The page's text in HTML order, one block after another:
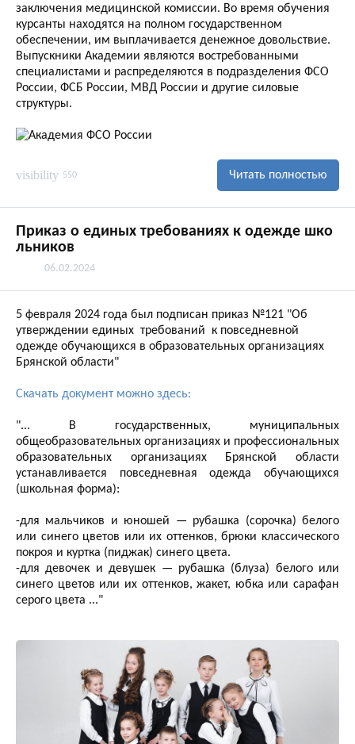
заключения медицинской комиссии. Во время обучения
курсанты находятся на полном государственном
обеспечении, им выплачивается денежное довольствие.
Выпускники Академии являются востребованными
специалистами и распределяются в подразделения ФСО
России, ФСБ России, МВД России и другие силовые
структуры.
visibility 550 Читать полностью
Приказ о единых требованиях к одежде шко
льников
06.02.2024
5 февраля 2024 года был подписан приказ №121 "Об
утверждении единых требований к повседневной
одежде обучающихся в образовательных организациях
Брянской области"
Скачать документ можно здесь:
"... В государственных, муниципальных
общеобразовательных организациях и профессиональных
образовательных организациях Брянской области
устанавливается повседневная одежда обучающихся
(школьная форма):
-для мальчиков и юношей — рубашка (сорочка) белого
или синего цветов или их оттенков, брюки классического
покроя и куртка (пиджак) синего цвета.
-для девочек и девушек — рубашка (блуза) белого или
синего цветов или их оттенков, жакет, юбка или сарафан
cepoгo цвета ..."